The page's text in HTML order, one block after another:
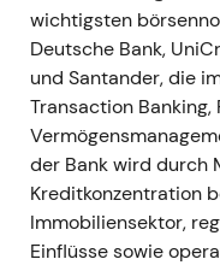
verbesserte
Kursbild:
einen
Unsicherheit
---
wichtigsten
Deutsche Bank,
und Santander, die
Transaction Banking,
der Bank wird durch
Kreditkonzentration
Immobiliensektor,
Einflüsse sowie